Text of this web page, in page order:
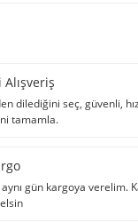
dilediğini seç, güvenli,
tamamla.
gün kargoya verelim.